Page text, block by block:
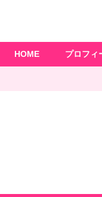
HOME プロフィ